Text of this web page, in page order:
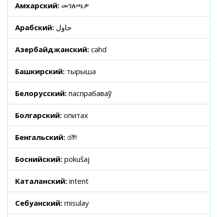
Амхарский: መገለጫዎ
Арабский: حاول
Азербайджанский: cəhd
Башкирский: тырыша
Белорусский: паспрабаваў
Болгарский: опитах
Бенгальский: চেষ্টা
Боснийский: pokušaj
Каталанский: intent
Себуанский: misulay